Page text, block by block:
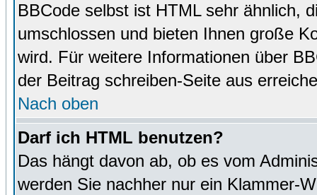
BBCode selbst ist HTML sehr ähnlich,
umschlossen und bieten Ihnen große
wird. Für weitere Informationen über
der Beitrag schreiben-Seite aus
Nach oben
Darf ich HTML benutzen?
Das hängt davon ab, ob es vom
werden Sie nachher nur ein Klammer-